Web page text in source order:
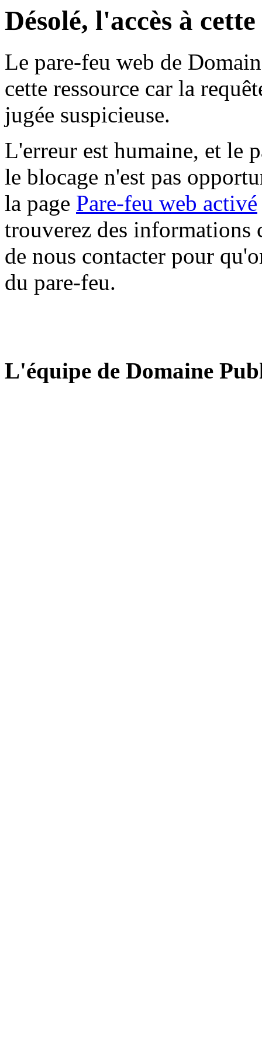
Désolé, l'accès à
Le pare-feu web de
cette ressource car la
jugée suspicieuse.
L'erreur est humaine, et le
le blocage n'est pas
la page Pare-feu web activé
trouverez des informations
de nous contacter pour
du pare-feu.
L'équipe de Domaine